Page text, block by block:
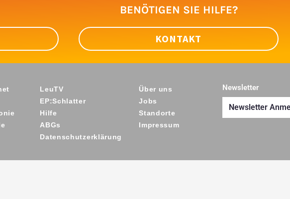
BENÖTIGEN SIE HILFE?
KONTAKT
LeuTV
EP:Schlatter
Hilfe
ABGs
Datenschutzerklärung
Über uns
Jobs
Standorte
Impressum
Newsletter
Newsletter